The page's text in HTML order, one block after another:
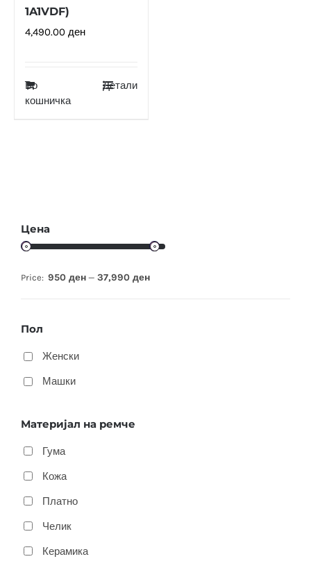
1A1VDF)
4,490.00 ден
Во
кошничка
Детали
Цена
Price: 950 ден — 37,990 ден
Пол
Женски
Машки
Материјал на ремче
Гума
Кожа
Платно
Челик
Керамика